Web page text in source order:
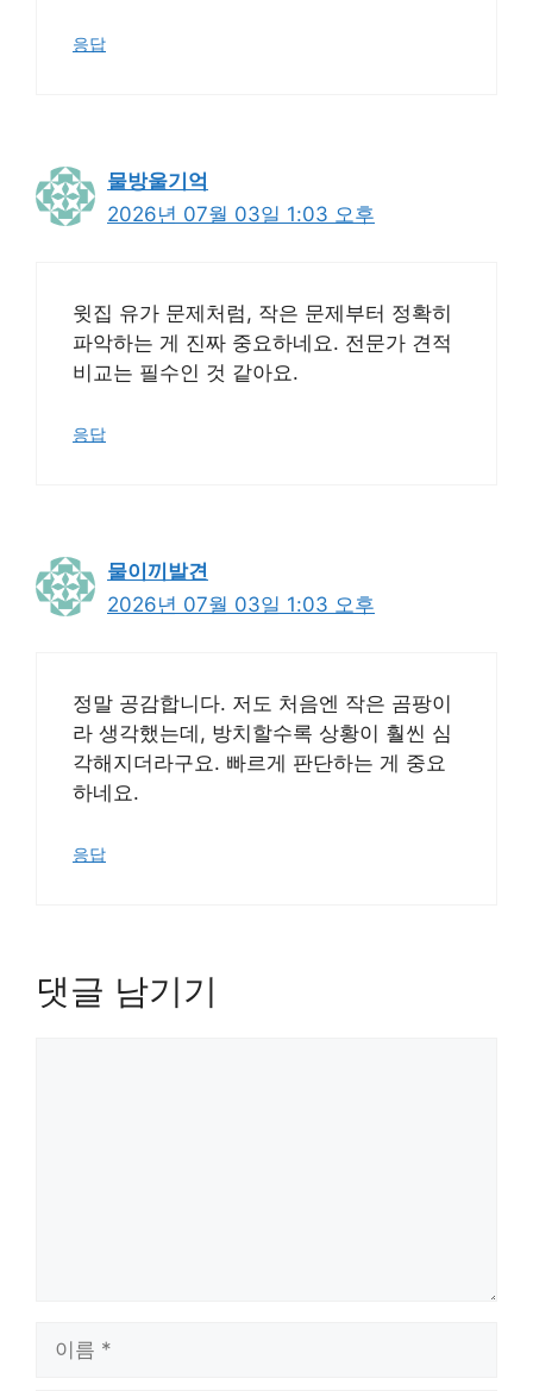
응답
물방울기억
2026년 07월 03일 1:03 오후
윗집 유가 문제처럼, 작은 문제부터 정확히
파악하는 게 진짜 중요하네요. 전문가 견적
비교는 필수인 것 같아요.
응답
물이끼발견
2026년 07월 03일 1:03 오후
정말 공감합니다. 저도 처음엔 작은 곰팡이
라 생각했는데, 방치할수록 상황이 훨씬 심
각해지더라구요. 빠르게 판단하는 게 중요
하네요.
응답
댓글 남기기